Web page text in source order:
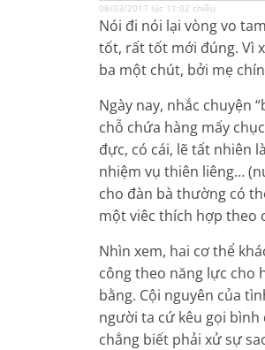
08/03/2017 lúc 11:02 chiều
Nói đi nói lại vòng vo
tốt, rất tốt mới đúng. Vì
ba một chút, bởi mẹ
Ngày nay, nhắc chuyện
chỗ chứa hàng mấy
đực, có cái, lẽ tất nhiên
nhiệm vụ thiên liêng…
cho đàn bà thường có
một viêc thích hợp theo
Nhìn xem, hai cơ thể
công theo năng lực cho
bằng. Cội nguyên của
người ta cứ kêu gọi
chẳng biết phải xử sự